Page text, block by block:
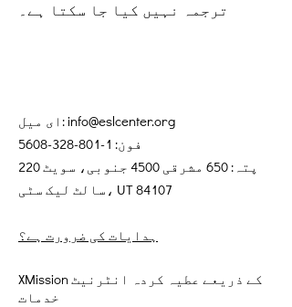
ترجمہ نہیں کیا جا سکتا ہے۔
ای میل:info@eslcenter.org
فون: 1-801-328-5608
پتہ: 650 مشرقی 4500 جنوبی، سویٹ 220
سالٹ لیک سٹی، UT 84107
ہدایات کی ضرورت ہے؟
XMission کے ذریعے عطیہ کردہ انٹرنیٹ
خدمات